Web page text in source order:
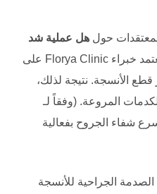
حول هل عملية شد
خبراء Florya Clinic على
قطع الأنسجة. نتيجة لذلك،
المروعة. (وفقاً لـ
شفاء الجروح بفعالية
الجراحية للأنسجة